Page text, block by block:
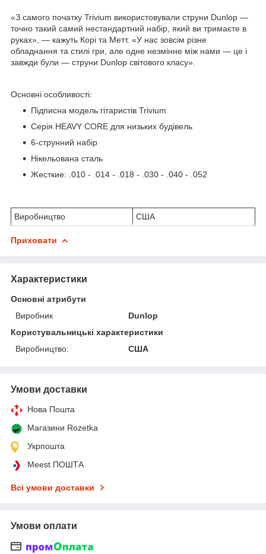
«З самого початку Trivium використовували струни Dunlop —
точно такий самий нестандартний набір, який ви тримаєте в
руках», — кажуть Корі та Метт. «У нас зовсім різне
обладнання та стилі гри, але одне незмінне між нами — це і
завжди були — струни Dunlop світового класу».
Основні особливості:
Підписна модель гітаристів Trivium
Серія HEAVY CORE для низьких будівель
6-струнний набір
Нікельована сталь
Жесткие: .010 - .014 - .018 - .030 - .040 - .052
Виробництво США
Приховати
Характеристики
Основні атрибути
Виробник
Dunlop
Користувальницькі характеристики
Виробництво:
США
Умови доставки
Нова Пошта
Магазини Rozetka
Укрпошта
Meest ПОШТА
Всі умови доставки
Умови оплати